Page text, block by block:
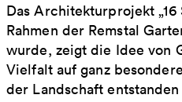
Das Architekturprojekt „16
Rahmen der Remstal
wurde, zeigt die Idee von
Vielfalt auf ganz
der Landschaft